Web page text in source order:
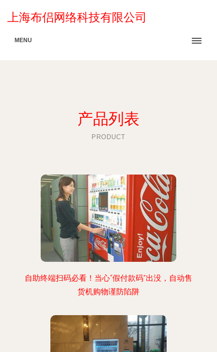
上海布侣网络科技有限公司
MENU
产品列表
PRODUCT
自助终端扫码必看！当心“假付款码”出没，自动售
货机购物谨防陷阱